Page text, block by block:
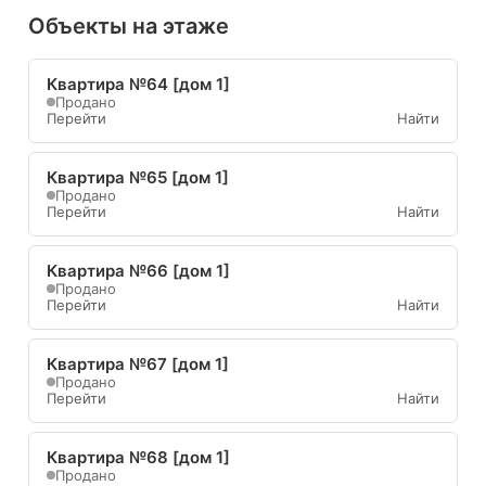
Объекты на этаже
Квартира №64 [дом 1]
Продано
Перейти
Найти
Квартира №65 [дом 1]
Продано
Перейти
Найти
Квартира №66 [дом 1]
Продано
Перейти
Найти
Квартира №67 [дом 1]
Продано
Перейти
Найти
Квартира №68 [дом 1]
Продано